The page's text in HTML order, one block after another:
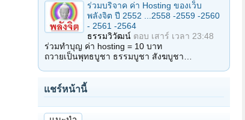
ร่วมบริจาค ค่า Hosting ของเว็บ
พลังจิต ปี 2552 ...2558 -2559 -2560
- 2561 -2564
ธรรมวิวัฒน์ ตอบ เสาร์ เวลา 23:48
ร่วมทำบุญ ค่า hosting = 10 บาท
ถวายเป็นพุทธบูชา ธรรมบูชา สังฆบูชา…
แชร์หน้านี้